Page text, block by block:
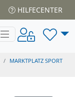
HILFECENTER
MARKTPLATZ SPORT